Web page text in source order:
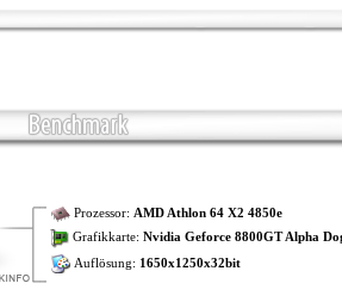
Prozessor: AMD Athlon 64 X2 4850e
Grafikkarte: Nvidia Geforce 8800GT Alpha
Auflösung: 1650x1250x32bit